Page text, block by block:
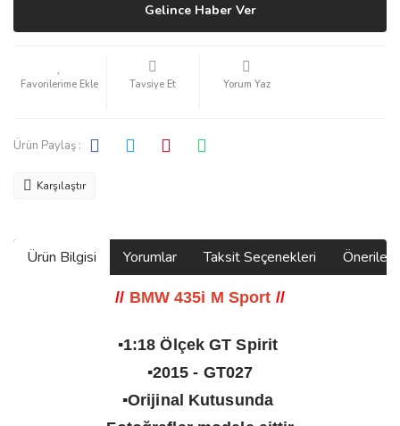
Gelince Haber Ver
Tavsiye Et Yorum Yaz
Ürün Paylaş :
Karşılaştır
Ürün Bilgisi Yorumlar Taksit Seçenekleri
// BMW 435i M Sport //
▪️1:18 Ölçek GT Spirit
▪️2015 - GT027
▪️Orijinal Kutusunda